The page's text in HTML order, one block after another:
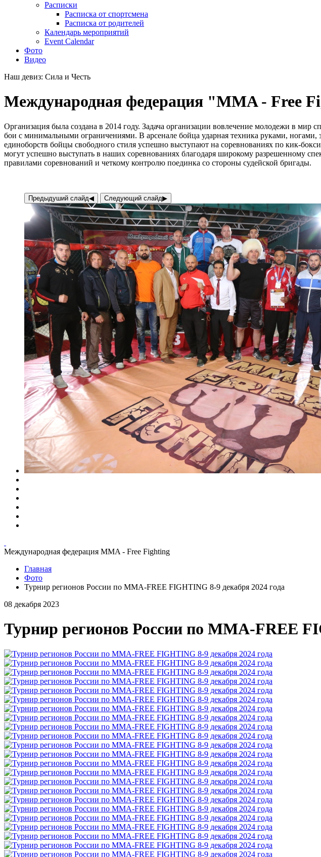
Расписки
Расписка от спортсмена
Расписка от родителей
Календарь мероприятий
Event Calendar
Фото
Видео
Наш девиз: Сила и Честь
Международная федерация "MMA - Free
Организация была создана в 2014 году. Задача организации вовлечение молодежи в
бои с минимальными ограничениями. В арсенале бойца ударная техника руками,
единоборств бойцы свободного стиля успешно выступают на соревнованиях по кик-
могут успешно выступать в наших соревнованиях благодаря широкому разрешенному
правилами соревнований и четкому контролю поединка со стороны судейской бригады.
Предыдуший слайд◀︎ Следующий слайд▶︎
Международная федерация MMA - Free Fighting
Главная
Фото
Турнир регионов России по MMA-FREE FIGHTING 8-9 декабря 2024 года
08 декабря 2023
Турнир регионов России по MMA-FREE